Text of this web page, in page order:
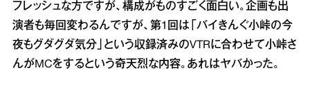
フレッシュな方ですが、構成がものすごく面白い。企画も出
演者も毎回変わるんですが、第1回は「バイきんぐ小峠の今
夜もグダグダ気分」という収録済みのVTRに合わせて小峠さ
んがMCをするという奇天烈な内容。あれはヤバかった。